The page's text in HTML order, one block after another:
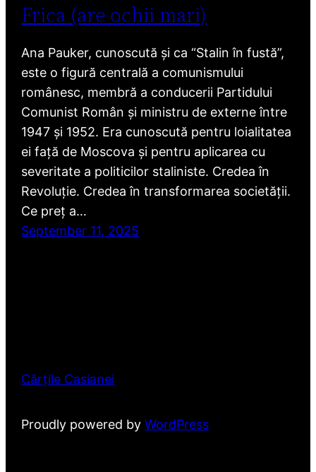
Frica (are ochii mari)
Ana Pauker, cunoscută și ca “Stalin în fustă”,
este o figură centrală a comunismului
românesc, membră a conducerii Partidului
Comunist Român și ministru de externe între
1947 și 1952. Era cunoscută pentru loialitatea
ei față de Moscova și pentru aplicarea cu
severitate a politicilor staliniste. Credea în
Revoluție. Credea în transformarea societății.
Ce preț a…
September 11, 2025
Cărțile Casianei
Proudly powered byWordPress